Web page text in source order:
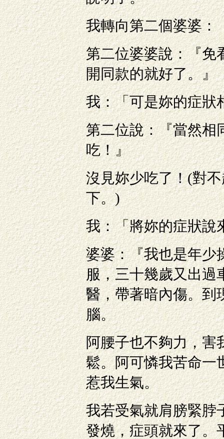
我轉向第二個婆婆：
第二位婆婆說：『免
開同款的就好了。』
我：「可是妳的症狀
第二位說：『當然相
吃！』
沒見妳少吃了！(對
下。)
我：「將妳的症狀說
婆婆：『我也是年少
服，三十幾歲又出過
醫，帶著暗內傷。到
腦。
阿腰子也不夠力，害
鬆。阿可憐我苦命一
惹我生氣。
我若受氣就肩膀緊脖
發燒，症頭就來了。